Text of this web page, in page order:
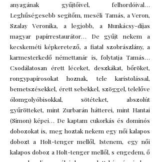
anyagának gyűjtőivel, felhordóival…
Leghűségesebb segítőm, meséli Tamás, a Veron,
Szalay Veronika, a legjobb, a Munkácsy-díjas
magyar papírrestaurátor… De gyűjt nekem a
kecskeméti képkeretező, a fiatal szobrászlány, a
karmesterkedő némettanár is, folytatja Tamás…
Csodálatosan érett léceket, deszkákat, bőröket,
rongypapírosokat hoznak, tele karistolással,
bemetszésekkel, érett sebekkel, szöggel, telelőve
ólomgolyóbisokkal, sötéteket, abszolút
gyűrötteket, mint Zurbarán hátterei, mint Hantai
(Simon) képei… De kaptam cukorkás és dominós
dobozokat is, meg hoztak nekem egy női kalapos
dobozt a Holt-tenger mellől, Istenem, egy női
kalapos doboz a Holt-tenger mellől, s engedem, ő